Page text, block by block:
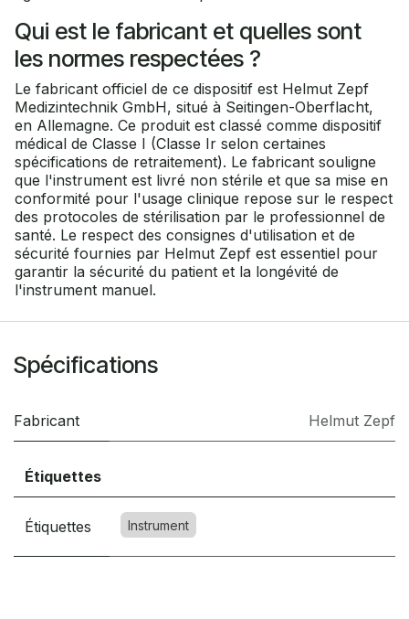
Qui est le fabricant et quelles sont
les normes respectées ?
Le fabricant officiel de ce dispositif est Helmut Zepf
Medizintechnik GmbH, situé à Seitingen-Oberflacht,
en Allemagne. Ce produit est classé comme dispositif
médical de Classe I (Classe Ir selon certaines
spécifications de retraitement). Le fabricant souligne
que l'instrument est livré non stérile et que sa mise en
conformité pour l'usage clinique repose sur le respect
des protocoles de stérilisation par le professionnel de
santé. Le respect des consignes d'utilisation et de
sécurité fournies par Helmut Zepf est essentiel pour
garantir la sécurité du patient et la longévité de
l'instrument manuel.
Spécifications
Fabricant Helmut Zepf
Étiquettes
Étiquettes Instrument